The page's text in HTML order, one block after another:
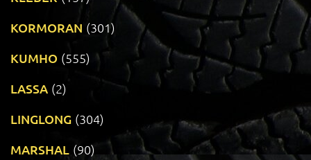
KORMORAN (301)
KUMHO (555)
LASSA (2)
LINGLONG (304)
MARSHAL (90)